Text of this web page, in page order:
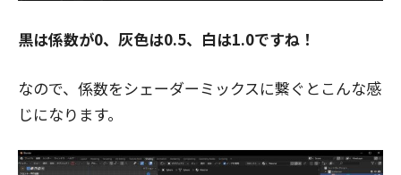
黒は係数が0、灰色は0.5、白は1.0ですね！
なので、係数をシェーダーミックスに繋ぐとこんな感
じになります。